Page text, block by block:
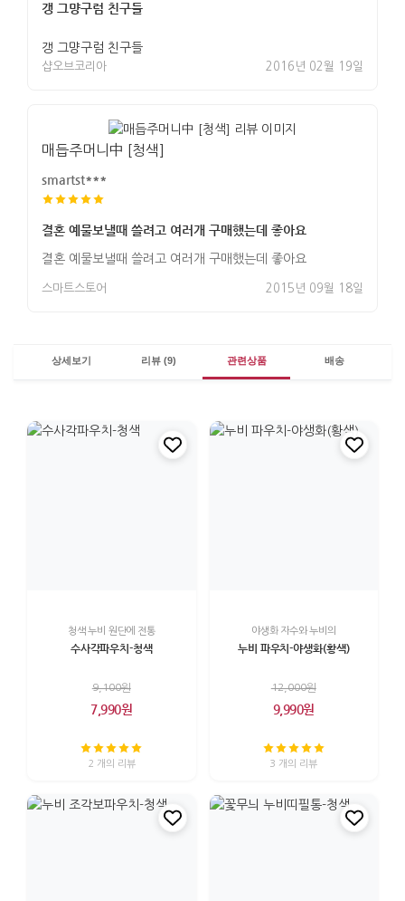
갱 그먕구럼 친구들
갱 그먕구럼 친구들
샵오브코리아 2016년 02월 19일
매듭주머니中 [청색]
smartst***
결혼 예물보낼때 쓸려고 여러개 구매했는데 좋아요
결혼 예물보낼때 쓸려고 여러개 구매했는데 좋아요
스마트스토어 2015년 09월 18일
상세보기 리뷰 (9) 관련상품 배송
청색 누비 원단에 전통
수사각파우치-청색
9,100원
7,990원
2 개의 리뷰
야생화 자수와 누비의
누비 파우치-야생화(황색)
12,000원
9,990원
3 개의 리뷰